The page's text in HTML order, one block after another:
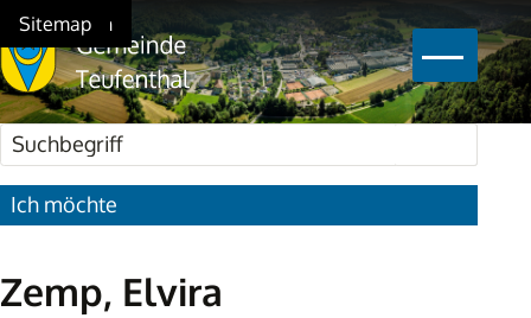
Navigieren in Teufenthal
Schnellnavigation
Home
Navigation
Inhalt
Suche
Sitemap
Suchbegriff
Ich möchte
Zemp, Elvira